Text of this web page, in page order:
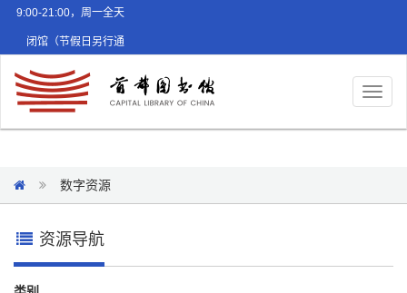
9:00-21:00，周一全天
闭馆（节假日另行通
数字资源
资源导航